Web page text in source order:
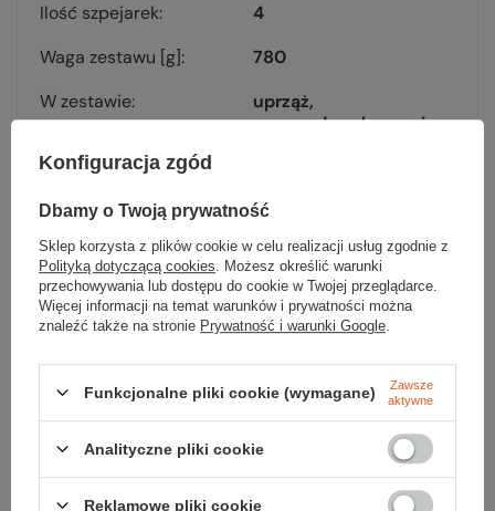
Ilość szpejarek
4
Waga zestawu [g]
780
W zestawie
uprząż
przyrząd asekuracyjny
Kolor
aqua verde
Kod EAN
793661449447
Sprawdź
czy masz wszystko
Konfiguracja zgód
Dbamy o Twoją prywatność
Sklep korzysta z plików cookie w celu realizacji usług zgodnie z
Polityką dotyczącą cookies . Możesz określić warunki
przechowywania lub dostępu do cookie w Twojej przeglądarce.
Więcej informacji na temat warunków i prywatności można
znaleźć także na stronie Prywatność i warunki Google
Funkcjonalne pliki cookie (wymagane)
Zawsze
aktywne
Analityczne pliki cookie
Reklamowe pliki cookie